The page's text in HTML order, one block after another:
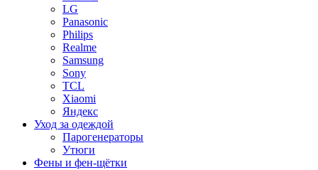
LG
Panasonic
Philips
Realme
Samsung
Sony
TCL
Xiaomi
Яндекс
Уход за одеждой
Парогенераторы
Утюги
Фены и фен-щётки